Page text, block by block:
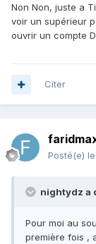
Non Non, juste a
voir un supérieur
ouvrir un compte
Citer
Posté(e)
nightydz a
Pour moi au
première fois ,